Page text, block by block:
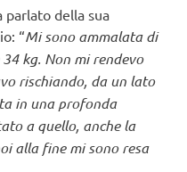
parlato della sua
“Mi sono ammalata di
kg. Non mi rendevo
rischiando, da un lato
in una profonda
a quello, anche la
alla fine mi sono resa